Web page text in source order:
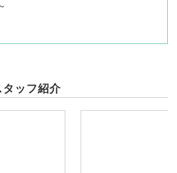
タッフ紹介